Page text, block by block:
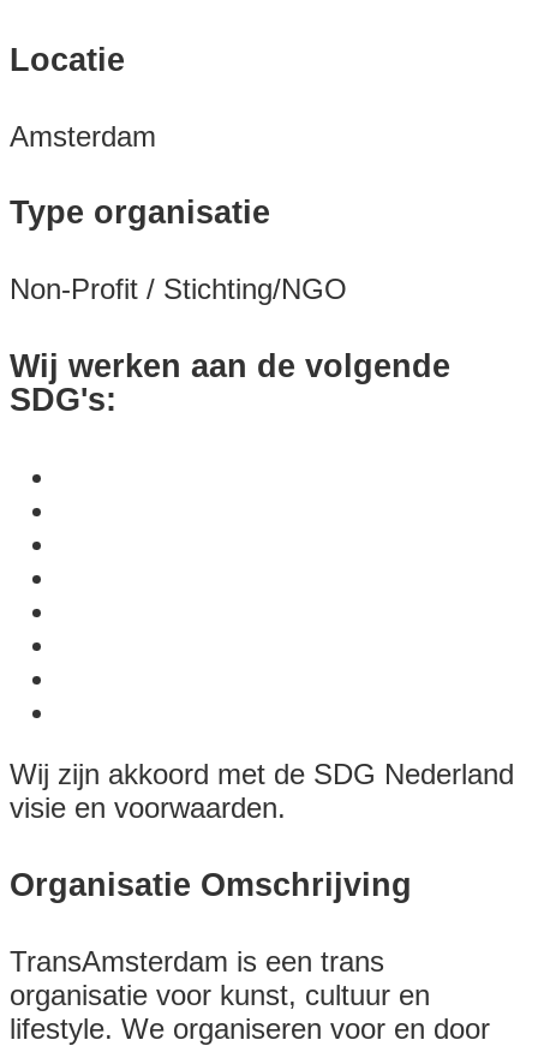
Locatie
Amsterdam
Type organisatie
Non-Profit / Stichting/NGO
Wij werken aan de volgende
SDG's:
Wij zijn akkoord met de SDG Nederland
visie en voorwaarden.
Organisatie Omschrijving
TransAmsterdam is een trans
organisatie voor kunst, cultuur en
lifestyle. We organiseren voor en door